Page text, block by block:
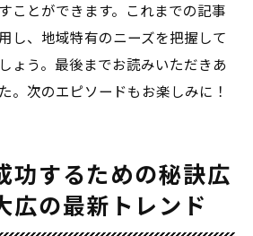
ことができます。これまでの記事
し、地域特有のニーズを把握して
ょう。最後までお読みいただきあ
。次のエピソードもお楽しみに！
功するための秘訣広
広の最新トレンド